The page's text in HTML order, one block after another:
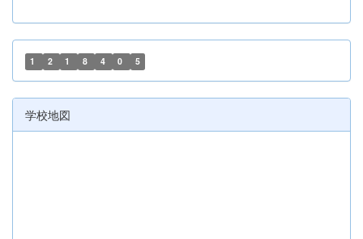
1 2 1 8 4 0 5
学校地図